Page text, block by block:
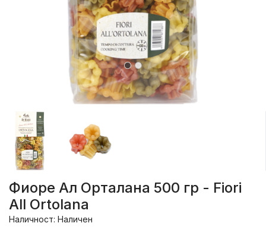
Фиоре Ал Орталана 500 гр - Fiori
All Ortolana
Наличност: Наличен